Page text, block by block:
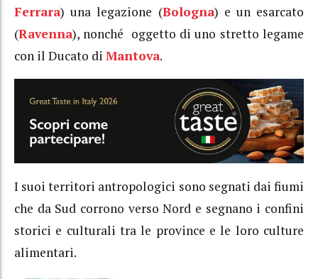
Ferrara) una legazione (Bologna) e un esarcato
(Ravenna), nonché oggetto di uno stretto legame
con il Ducato di Mantova.
I suoi territori antropologici sono segnati dai fiumi
che da Sud corrono verso Nord e segnano i confini
storici e culturali tra le province e le loro culture
alimentari.